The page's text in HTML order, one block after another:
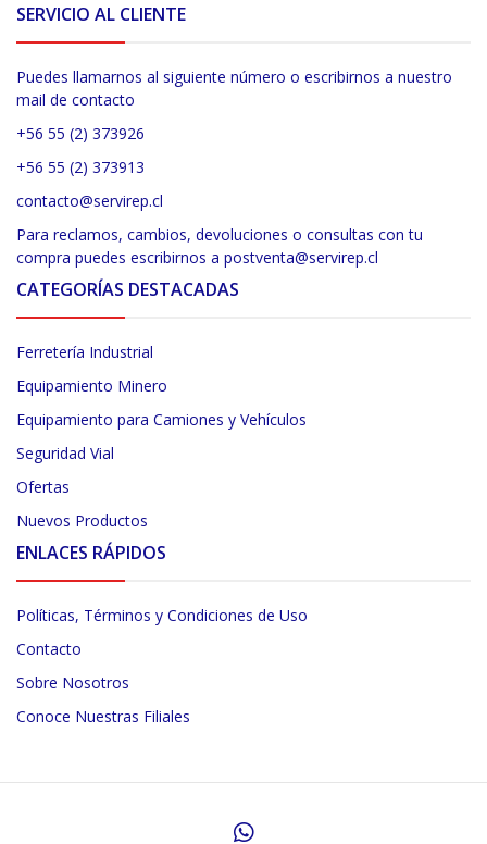
SERVICIO AL CLIENTE
Puedes llamarnos al siguiente número o escribirnos a nuestro
mail de contacto
+56 55 (2) 373926
+56 55 (2) 373913
contacto@servirep.cl
Para reclamos, cambios, devoluciones o consultas con tu
compra puedes escribirnos a postventa@servirep.cl
CATEGORÍAS DESTACADAS
Ferretería Industrial
Equipamiento Minero
Equipamiento para Camiones y Vehículos
Seguridad Vial
Ofertas
Nuevos Productos
ENLACES RÁPIDOS
Políticas, Términos y Condiciones de Uso
Contacto
Sobre Nosotros
Conoce Nuestras Filiales